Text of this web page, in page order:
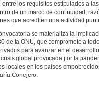
entre los requisitos estipulados a
de un marco de continuidad,
que acrediten una actividad
se materializa la
de la ONU, que compromete a
para avanzar en el
global provocada por la
locales en los países
Conejero.